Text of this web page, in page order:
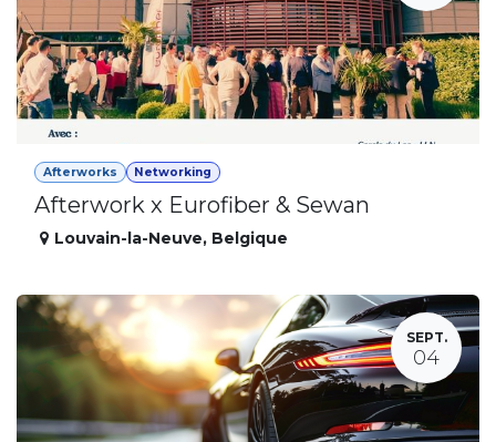
Afterworks Networking
Afterwork x Eurofiber & Sewan
Louvain-la-Neuve, Belgique
SEPT.
04